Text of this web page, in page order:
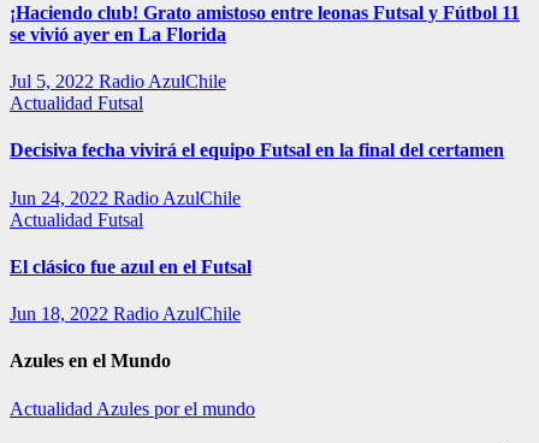
¡Haciendo club! Grato amistoso entre leonas Futsal y Fútbol 11
se vivió ayer en La Florida
Jul 5, 2022 Radio AzulChile
Actualidad Futsal
Decisiva fecha vivirá el equipo Futsal en la final del certamen
Jun 24, 2022 Radio AzulChile
Actualidad Futsal
El clásico fue azul en el Futsal
Jun 18, 2022 Radio AzulChile
Azules en el Mundo
Actualidad Azules por el mundo